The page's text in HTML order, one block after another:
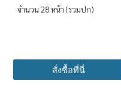
จำนวน 28 หน้า (รวมปก)
สั่งซื้อที่นี่